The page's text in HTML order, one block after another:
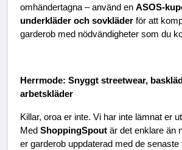
omhändertagna – använd en ASOS-
underkläder och sovkläder för att
garderob med nödvändigheter som du
Herrmode: Snyggt streetwear,
arbetskläder
Killar, oroa er inte. Vi har inte lämnat er
Med ShoppingSpout är det enklare än
er garderob uppdaterad med de senaste